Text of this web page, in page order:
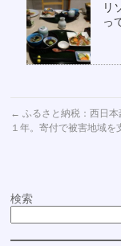
リ
っ
← ふるさと納税：西日本
１年。寄付で被害地域を
検索